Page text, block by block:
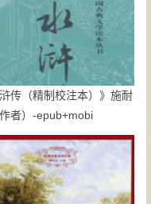
浒传（精制校注本）》施耐
者）-epub+mobi